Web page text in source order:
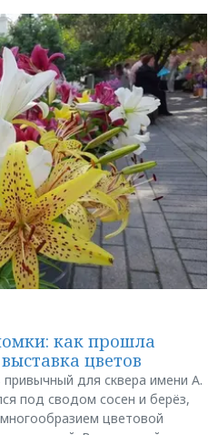
как прошла
цветов
для сквера имени А.
под сводом сосен и берёз,
цветовой